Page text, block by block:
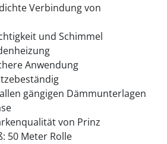
Verbindung von
und Schimmel
Anwendung
gängigen Dämmunterlagen
von Prinz
50 Meter Rolle